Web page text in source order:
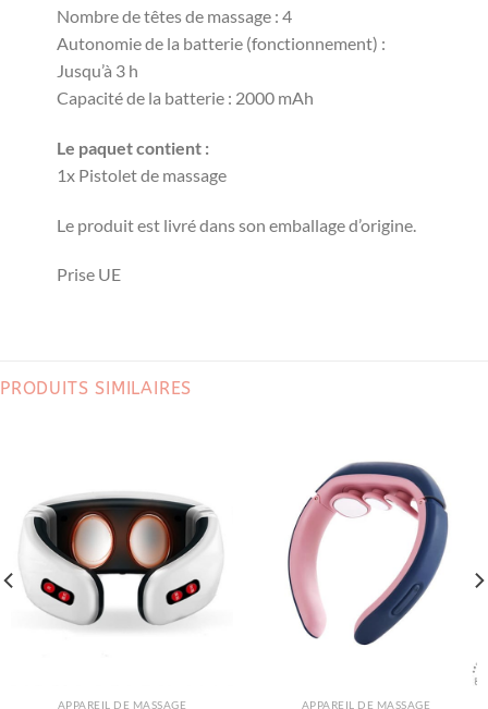
Nombre de têtes de massage : 4
Autonomie de la batterie (fonctionnement) :
Jusqu’à 3 h
Capacité de la batterie : 2000 mAh
Le paquet contient :
1x Pistolet de massage
Le produit est livré dans son emballage d’origine.
Prise UE
PRODUITS SIMILAIRES
APPAREIL DE MASSAGE APPAREIL DE MASSAGE